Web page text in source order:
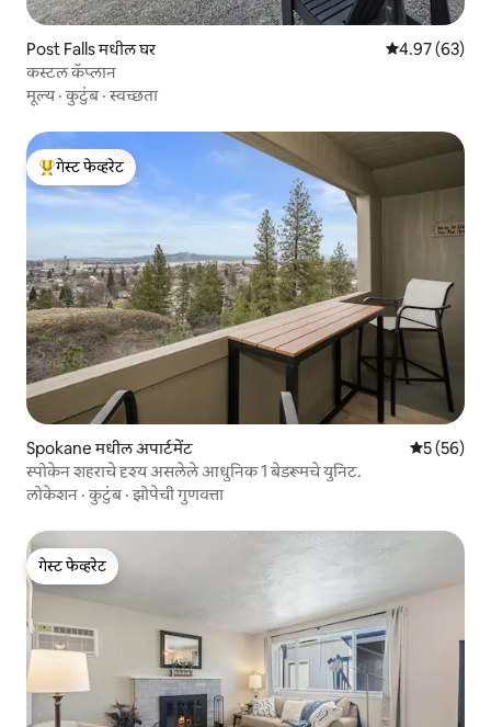
Post Falls मधील घर 5 पैकी 4.97
4.97 (63)
कस्टल कॅप्लान
मूल्य·कुटुंब·स्वच्छता
टॉप गेस्ट फेव्हरेट
गेस्ट फेव्हरेट
Spokane मधील अपार्टमेंट 5 पैकी 5
5 (56)
स्पोकेन शहराचे दृश्य असलेले आधुनिक 1 बेडरूमचे युनिट.
लोकेशन ·कुटुंब·झोपेची गुणवत्ता
गेस्ट फेव्हरेट
गेस्ट फेव्हरेट